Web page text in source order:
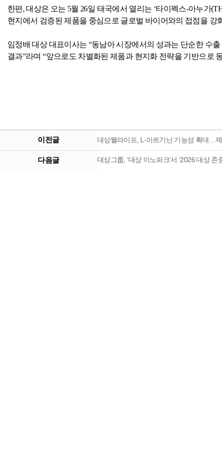
한편 ,대상은 오는 5월 26일 태국에서 열리는 ‘타이펙스-아누가
현지에서 검증된 제품을 중심으로 글로벌 바이어와의 접점을 강
임정배 대상 대표이사는 “동남아 시장에서의 성과는 단순한 수
결과”라며 “앞으로도 차별화된 제품과 현지화 전략을 기반으로
이전글 대상웰라이프, L-아르기닌 기능성 확대…
다음글 대상그룹, ‘대상 이노파크’서 ‘2026 대상